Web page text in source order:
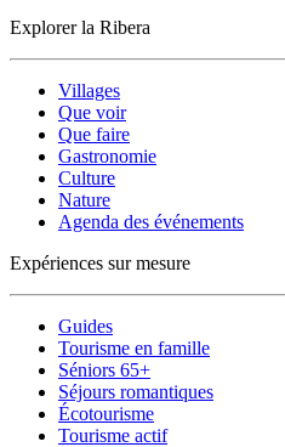
Explorer la Ribera
Villages
Que voir
Que faire
Gastronomie
Culture
Nature
Agenda des événements
Expériences sur mesure
Guides
Tourisme en famille
Séniors 65+
Séjours romantiques
Écotourisme
Tourisme actif